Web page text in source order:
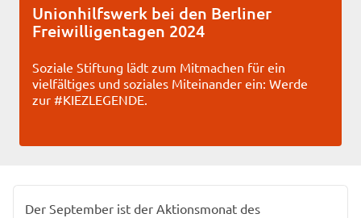
Unionhilfswerk bei den Berliner
Freiwilligentagen 2024
Soziale Stiftung lädt zum Mitmachen für ein
vielfältiges und soziales Miteinander ein: Werde
zur #KIEZLEGENDE.
Der September ist der Aktionsmonat des